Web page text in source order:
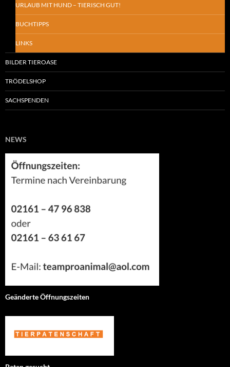
URLAUB MIT HUND – TIERISCH GUT!
BUCHTIPPS
LINKS
BILDER TIEROASE
TRÖDELSHOP
SACHSPENDEN
NEWS
Geänderte Öffnungszeiten